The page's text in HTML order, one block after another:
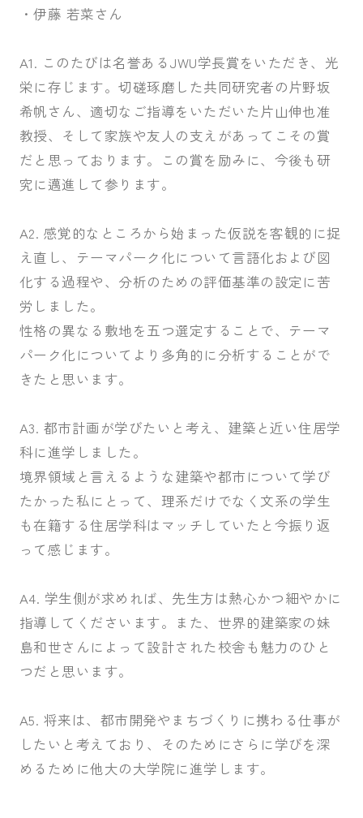
・伊藤 若菜さん
A1. このたびは名誉あるJWU学長賞をいただき、光
栄に存じます。切磋琢磨した共同研究者の片野坂
希帆さん、適切なご指導をいただいた片山伸也准
教授、そして家族や友人の支えがあってこその賞
だと思っております。この賞を励みに、今後も研
究に邁進して参ります。
A2. 感覚的なところから始まった仮説を客観的に捉
え直し、テーマパーク化について言語化および図
化する過程や、分析のための評価基準の設定に苦
労しました。
性格の異なる敷地を五つ選定することで、テーマ
パーク化についてより多角的に分析することがで
きたと思います。
A3. 都市計画が学びたいと考え、建築と近い住居学
科に進学しました。
境界領域と言えるような建築や都市について学び
たかった私にとって、理系だけでなく文系の学生
も在籍する住居学科はマッチしていたと今振り返
って感じます。
A4. 学生側が求めれば、先生方は熱心かつ細やかに
指導してくださいます。また、世界的建築家の妹
島和世さんによって設計された校舎も魅力のひと
つだと思います。
A5. 将来は、都市開発やまちづくりに携わる仕事が
したいと考えており、そのためにさらに学びを深
めるために他大の大学院に進学します。